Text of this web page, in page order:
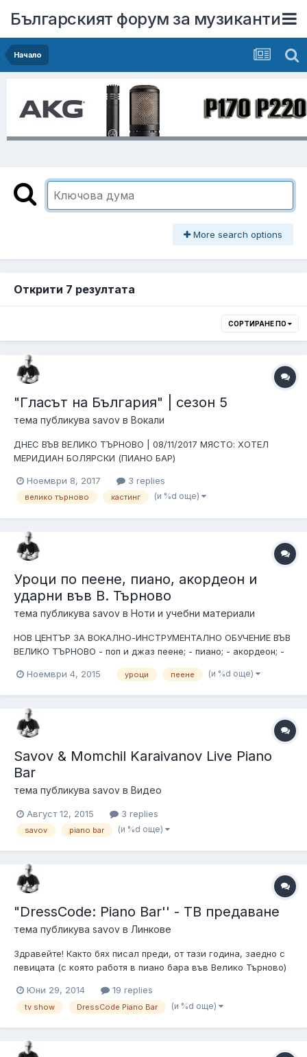
Българският форум за музиканти
Начало
More search options
Открити 7 резултата
СОРТИРАНЕ ПО
"Гласът на България" | сезон 5
тема публикува savov в Вокали
ДНЕС ВЪВ ВЕЛИКО ТЪРНОВО | 08/11/2017 МЯСТО: ХОТЕЛ
МЕРИДИАН БОЛЯРСКИ (ПИАНО БАР)
Ноември 8, 2017 3 replies
велико търново кастинг (и %d още)
Уроци по пеене, пиано, акордеон и
ударни във В. Търново
тема публикува savov в Ноти и учебни материали
НОВ ЦЕНТЪР ЗА ВОКАЛНО-ИНСТРУМЕНТАЛНО ОБУЧЕНИЕ ВЪВ
ВЕЛИКО ТЪРНОВО - поп и джаз пеене; - пиано; - акордеон; -
КОНТАКТИ: 0885 248 760
Ноември 4, 2015 уроци пеене (и %d още)
Savov & Momchil Karaivanov Live Piano
Bar
тема публикува savov в Видео
Август 12, 2015 3 replies
savov piano bar (и %d още)
"DressCode: Piano Bar'' - ТВ предаване
тема публикува savov в Линкове
Здравейте! Както бях писал преди, от тази година, заедно с
певицата (с която работя в пиано бара във Велико Търново)
дадохме начало на един нов проект. Това е предаването
"DressCode: Piano Bar", което ще снимаме във Велико
Юни 29, 2014 19 replies
tv show DressCode Piano Bar (и %d още)